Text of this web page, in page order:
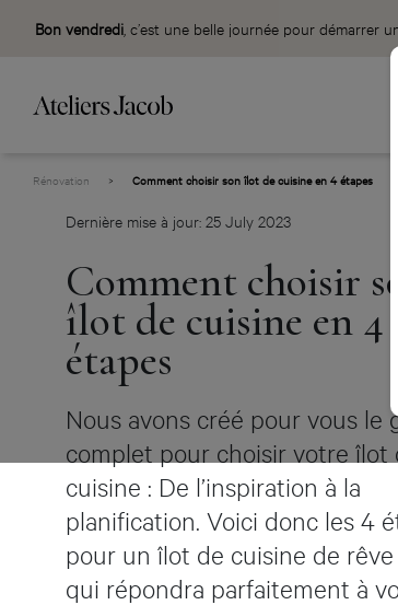
Bon vendredi , c’est une belle journée pour démarrer
Rénovation > Comment choisir son îlot de cuisine en 4 étapes
Dernière mise à jour: 25 July 2023
Comment choisir
îlot de cuisine en 4
étapes
Nous avons créé pour vous le
complet pour choisir votre îlot
cuisine : De l’inspiration à la
planification. Voici donc les 4
pour un îlot de cuisine de
qui répondra parfaitement à